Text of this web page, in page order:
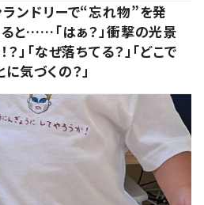
ランドリーで“忘れ物”を発
ると……「はぁ？」衝撃の光景
？」「なぜ落ちてる？」「どこで
気づくの？」